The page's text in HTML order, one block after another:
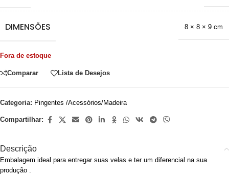
DIMENSÕES 8 × 8 × 9 cm
Fora de estoque
Comparar Lista de Desejos
Categoria: Pingentes /Acessórios/Madeira
Compartilhar:
Descrição
Embalagem ideal para entregar suas velas e ter um diferencial na sua
produção .